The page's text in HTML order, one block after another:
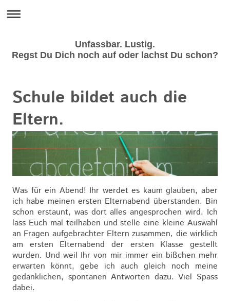
Unfassbar. Lustig.
Regst Du Dich noch auf oder lachst Du schon?
Schule bildet auch die
Eltern.
Was für ein Abend! Ihr werdet es kaum glauben, aber
ich habe meinen ersten Elternabend überstanden. Bin
schon erstaunt, was dort alles angesprochen wird. Ich
lass Euch mal teilhaben und stelle eine kleine Auswahl
an Fragen aufgebrachter Eltern zusammen, die wirklich
am ersten Elternabend der ersten Klasse gestellt
wurden. Und weil Ihr von mir immer ein bißchen mehr
erwarten könnt, gebe ich auch gleich noch meine
gedanklichen, spontanen Antworten dazu. Viel Spass
dabei.